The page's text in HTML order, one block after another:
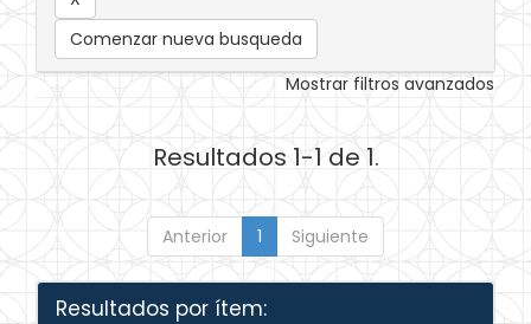
Comenzar nueva busqueda
Mostrar filtros avanzados
Resultados 1-1 de 1.
Anterior 1 Siguiente
Resultados por ítem: